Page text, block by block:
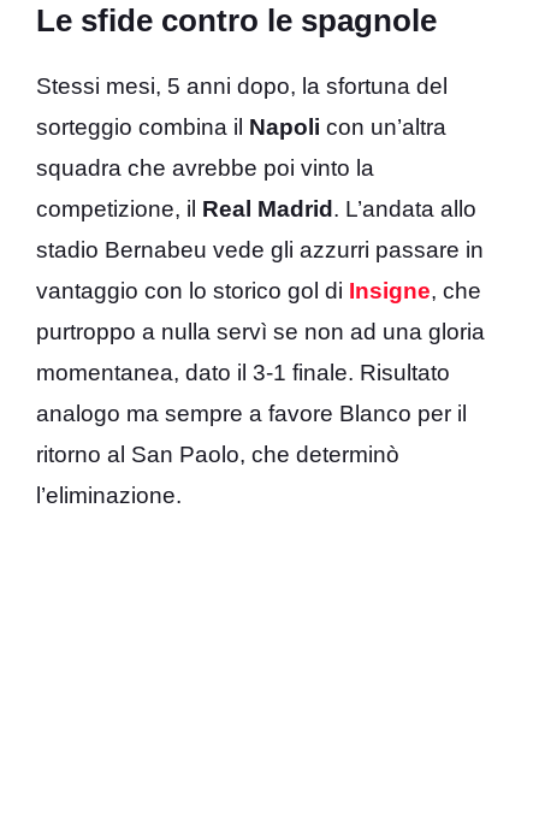
Le sfide contro le spagnole
Stessi mesi, 5 anni dopo, la sfortuna del
sorteggio combina il Napoli con un’altra
squadra che avrebbe poi vinto la
competizione, il Real Madrid. L’andata allo
stadio Bernabeu vede gli azzurri passare in
vantaggio con lo storico gol di Insigne, che
purtroppo a nulla servì se non ad una gloria
momentanea, dato il 3-1 finale. Risultato
analogo ma sempre a favore Blanco per il
ritorno al San Paolo, che determinò
l’eliminazione.